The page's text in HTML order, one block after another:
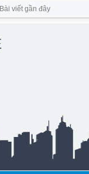
Bài viết gần đây